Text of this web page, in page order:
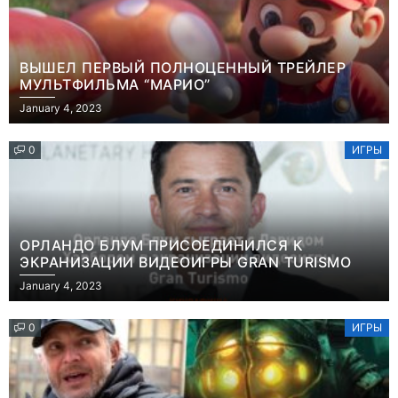
ВЫШЕЛ ПЕРВЫЙ ПОЛНОЦЕННЫЙ ТРЕЙЛЕР
МУЛЬТФИЛЬМА “МАРИО”
January 4, 2023
0 ИГРЫ
ОРЛАНДО БЛУМ ПРИСОЕДИНИЛСЯ К
ЭКРАНИЗАЦИИ ВИДЕОИГРЫ GRAN TURISMO
January 4, 2023
0 ИГРЫ